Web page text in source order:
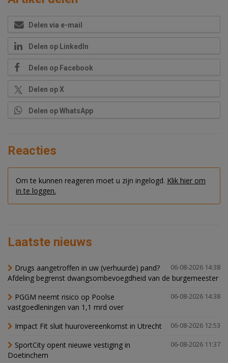
Delen via e-mail
Delen op LinkedIn
Delen op Facebook
Delen op X
Delen op WhatsApp
Reacties
Om te kunnen reageren moet u zijn ingelogd. Klik hier om
in te loggen.
Laatste nieuws
06-08-2026 14:38
Drugs aangetroffen in uw (verhuurde) pand?
Afdeling begrenst dwangsombevoegdheid van de burgemeester
06-08-2026 14:38
PGGM neemt risico op Poolse
vastgoedleningen van 1,1 mrd over
06-08-2026 12:53
Impact Fit sluit huurovereenkomst in Utrecht
06-08-2026 11:37
SportCity opent nieuwe vestiging in
Doetinchem